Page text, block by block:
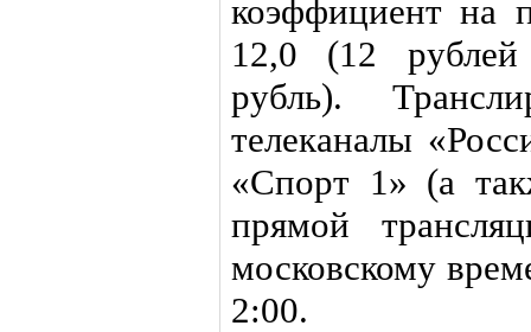
коэффициент на
12,0 (12
рубль).
телеканалы
«Спорт 1» (а
прямой
московскому
2:00.